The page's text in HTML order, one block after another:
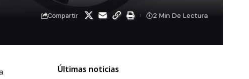
Compartir 2 Min De Lectura
Últimas noticias